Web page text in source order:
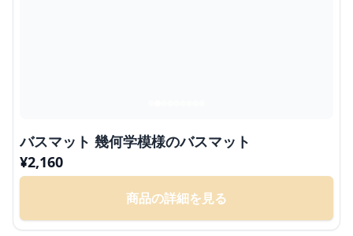
バスマット 幾何学模様のバスマット
¥2,160
商品の詳細を見る